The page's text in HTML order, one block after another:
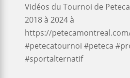
Vidéos du Tournoi de
2018 à 2024 à
https://
#petecatournoi #peteca
#sportalternatif